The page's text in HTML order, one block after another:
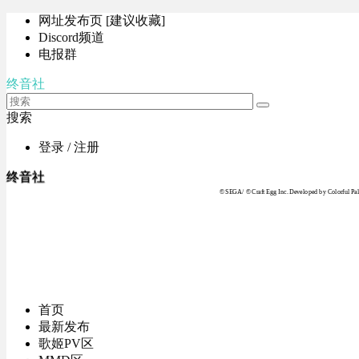
网址发布页 [建议收藏]
Discord频道
电报群
终音社
搜索
登录 / 注册
终音社
© SEGA / © Craft Egg Inc. Developed by Colorful
首页
最新发布
歌姬PV区